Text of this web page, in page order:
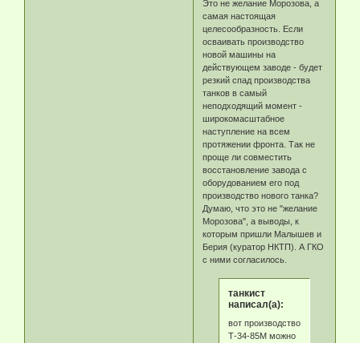
Это не желание Морозова, а
самая настоящая
целесообразность. Если
осваивать производство
новой машины на
действующем заводе - будет
резкий спад производства
танков в самый
неподходящий момент -
широкомасштабное
наступление на всем
протяжении фронта. Так не
проще ли совместить
восстановление завода с
оборудованием его под
производство нового танка?
Думаю, что это не "желание
Морозова", а выводы, к
которым пришли Малышев и
Берия (куратор НКТП). А ГКО
с ними согласилось.
танкист
написал(а):
вот производство
Т-34-85М можно